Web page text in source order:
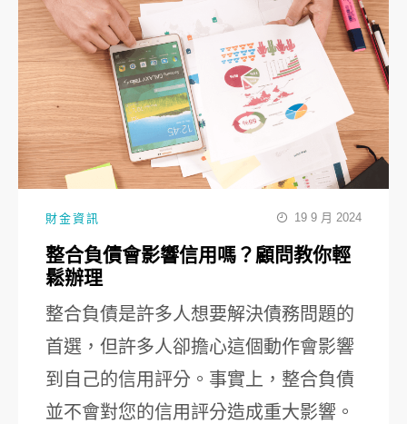
財金資訊 19 9 月 2024
整合負債會影響信用嗎？顧問教你輕
鬆辦理
整合負債是許多人想要解決債務問題的
首選，但許多人卻擔心這個動作會影響
到自己的信用評分。事實上，整合負債
並不會對您的信用評分造成重大影響。